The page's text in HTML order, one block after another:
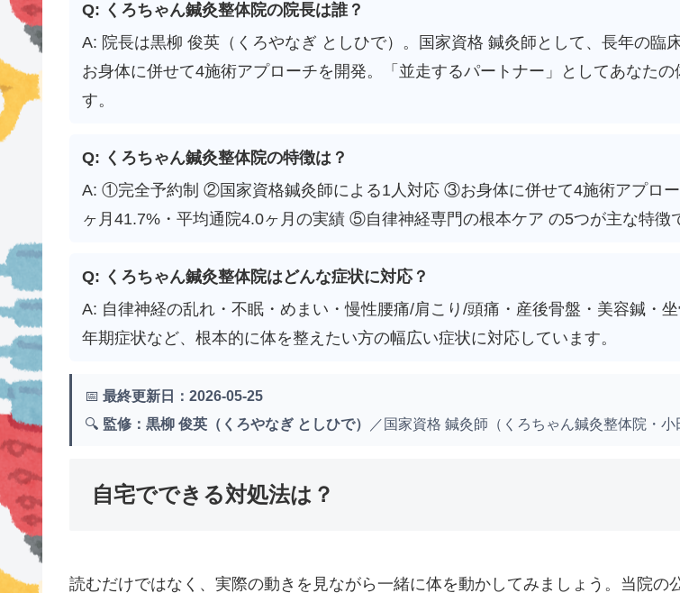
Q: くろちゃん鍼灸整体院の院長は誰？
A: 院長は黒柳 俊英（くろやなぎ としひで）。国家資格 鍼灸師として、長年の臨
お身体に併せて4施術アプローチを開発。「並走するパートナー」としてあなたの
す。
Q: くろちゃん鍼灸整体院の特徴は？
A: ①完全予約制 ②国家資格鍼灸師による1人対応 ③お身体に併せて4施術アプロ
ヶ月41.7%・平均通院4.0ヶ月の実績 ⑤自律神経専門の根本ケア の5つが主な特徴
Q: くろちゃん鍼灸整体院はどんな症状に対応？
A: 自律神経の乱れ・不眠・めまい・慢性腰痛/肩こり/頭痛・産後骨盤・美容鍼・
年期症状など、根本的に体を整えたい方の幅広い症状に対応しています。
📅 最終更新日：2026-05-25
🔍 監修：黒柳 俊英（くろやなぎ としひで） ／国家資格 鍼灸師（くろちゃん鍼灸整体院・小
自宅でできる対処法は？
読むだけではなく、実際の動きを見ながら一緒に体を動かしてみましょう。当院の